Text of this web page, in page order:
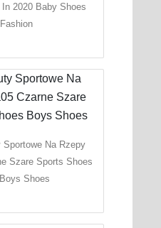
2020 Baby Shoes
Na Rzepy
Szare Sports Shoes
Shoes